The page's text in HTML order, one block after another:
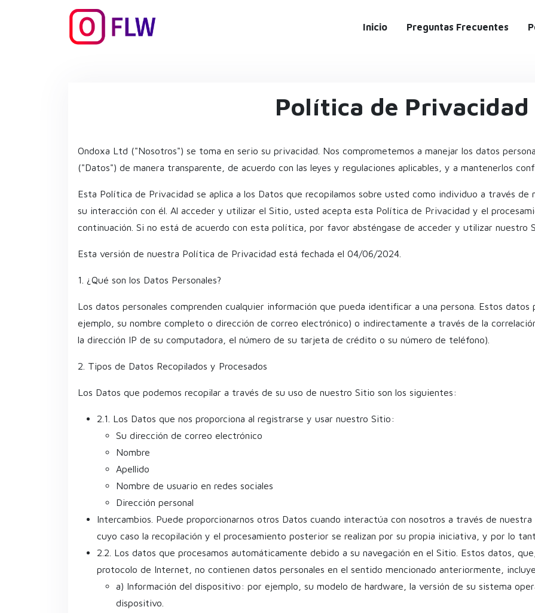
Inicio Preguntas Frecuentes
Política de Privacidad
Ondoxa Ltd ("Nosotros") se toma en serio su privacidad. Nos comprometemos a manejar los datos
("Datos") de manera transparente, de acuerdo con las leyes y regulaciones aplicables, y a mantenerlos
Esta Política de Privacidad se aplica a los Datos que recopilamos sobre usted como individuo a través de
su interacción con él. Al acceder y utilizar el Sitio, usted acepta esta Política de Privacidad y el
continuación. Si no está de acuerdo con esta política, por favor absténgase de acceder y utilizar nuestro
Esta versión de nuestra Política de Privacidad está fechada el 04/06/2024.
1. ¿Qué son los Datos Personales?
Los datos personales comprenden cualquier información que pueda identificar a una persona. Estos
ejemplo, su nombre completo o dirección de correo electrónico) o indirectamente a través de la
la dirección IP de su computadora, el número de su tarjeta de crédito o su número de teléfono).
2. Tipos de Datos Recopilados y Procesados
Los Datos que podemos recopilar a través de su uso de nuestro Sitio son los siguientes:
2.1. Los Datos que nos proporciona al registrarse y usar nuestro Sitio:
Su dirección de correo electrónico
Nombre
Apellido
Nombre de usuario en redes sociales
Dirección personal
Intercambios. Puede proporcionarnos otros Datos cuando interactúa con nosotros a través de
cuyo caso la recopilación y el procesamiento posterior se realizan por su propia iniciativa, y por lo
2.2. Los datos que procesamos automáticamente debido a su navegación en el Sitio. Estos datos,
protocolo de Internet, no contienen datos personales en el sentido mencionado anteriormente,
a) Información del dispositivo: por ejemplo, su modelo de hardware, la versión de su sistema
dispositivo.